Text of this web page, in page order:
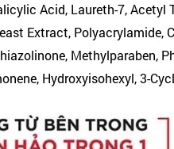
Acid, Laureth-7, Acetyl
Extract, Polyacrylamide,
Methylparaben,
Hydroxyisohexyl, 3-